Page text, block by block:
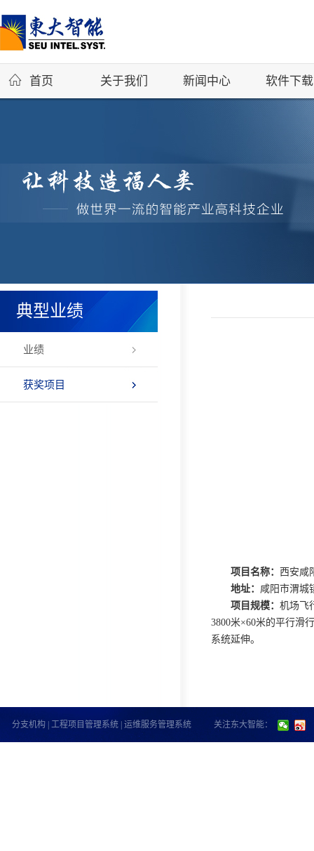
首页 关于我们 新闻中心 软件下载
典型业绩
业绩
获奖项目
项目名称： 西安咸
地址： 咸阳市渭城
项目规模： 机场飞
3800米×60米的平行滑
系统延伸。
分支机构 工程项目管理系统 运维服务管理系统 关注东大智能：